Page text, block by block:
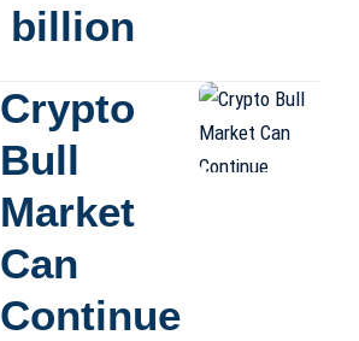
billion
Crypto
Bull
Market
Can
Continue